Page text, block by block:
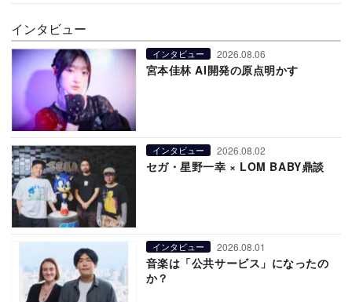
インタビュー
インタビュー 2026.08.06
宮本佳林 AI開発の原点明かす
インタビュー 2026.08.02
セガ・星野一幸 × LOM BABY鼎談
インタビュー 2026.08.01
音楽は「公共サービス」になったの
か？